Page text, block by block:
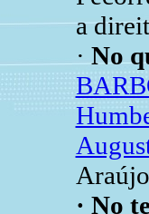
a
· No
· No